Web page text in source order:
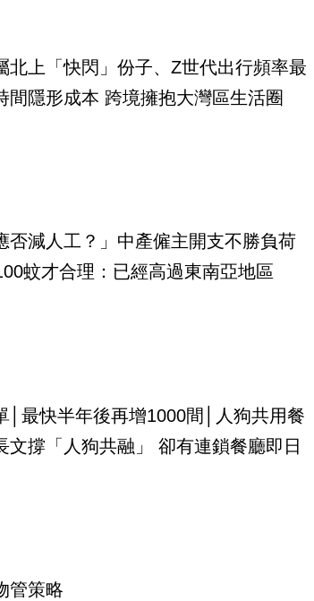
北上「快閃」份子、Z世代出行頻率最
間隱形成本 跨境擁抱大灣區生活圈
否減人工？」中產僱主開支不勝負荷
蚊才合理：已經高過東南亞地區
│最快半年後再增1000間│人狗共用餐
文撐「人狗共融」 卻有連鎖餐廳即日
管策略